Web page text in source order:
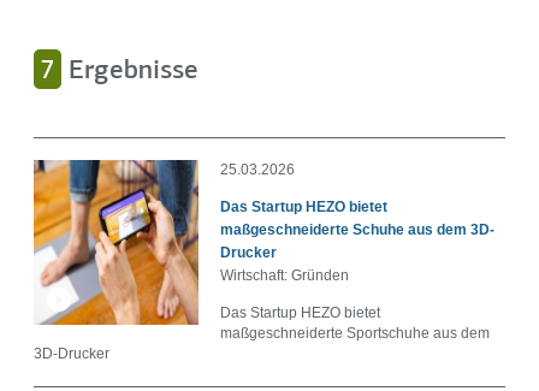
Gesellschaft
Wirtschaft
Thema
7 Ergebnisse
25.03.2026
Das Startup HEZO bietet
maßgeschneiderte Schuhe aus dem 3D-
Drucker
Wirtschaft: Gründen
Das Startup HEZO bietet
maßgeschneiderte Sportschuhe aus dem
3D-Drucker